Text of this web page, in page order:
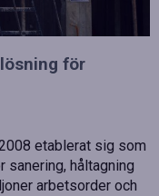
för
etablerat sig som
håltagning
arbetsorder och